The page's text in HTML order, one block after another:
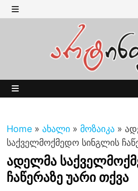
Skip
to MENU
Home » ახალი » მოზაიკა »
საქველმოქმედო სინგლის
ადელმა
ჩაწერაზე უარი თქვა